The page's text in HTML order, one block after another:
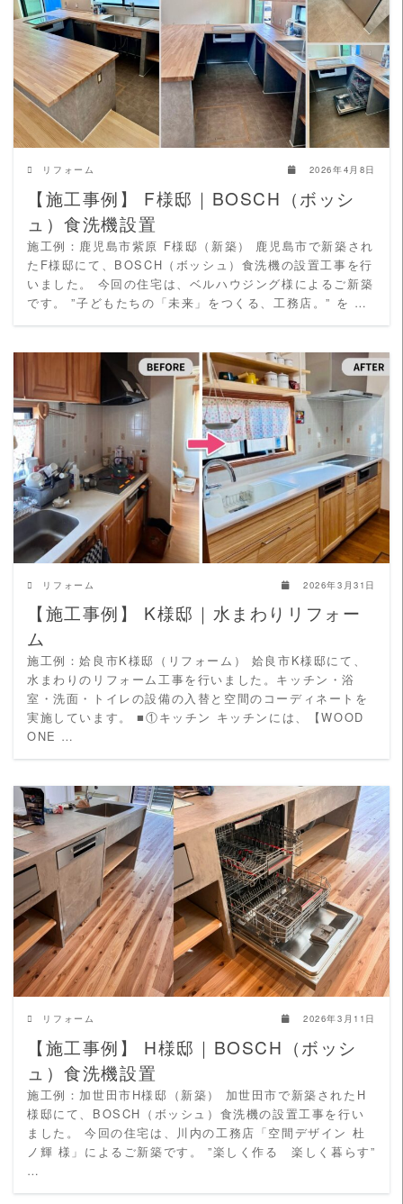
READ MORE
リフォーム 2026年4月8日
【施工事例】 F様邸｜BOSCH（ボッシ
ュ）食洗機設置
施工例：鹿児島市紫原 F様邸（新築） 鹿児島市で新築され
たF様邸にて、BOSCH（ボッシュ）食洗機の設置工事を行
いました。 今回の住宅は、ベルハウジング様によるご新築
です。 ”子どもたちの「未来」をつくる、工務店。” を …
READ MORE
リフォーム 2026年3月31日
【施工事例】 K様邸｜水まわりリフォー
ム
施工例：姶良市K様邸（リフォーム） 姶良市K様邸にて、
水まわりのリフォーム工事を行いました。キッチン・浴
室・洗面・トイレの設備の入替と空間のコーディネートを
実施しています。 ■①キッチン キッチンには、【WOOD
ONE …
READ MORE
リフォーム 2026年3月11日
【施工事例】 H様邸｜BOSCH（ボッシ
ュ）食洗機設置
施工例：加世田市H様邸（新築） 加世田市で新築されたH
様邸にて、BOSCH（ボッシュ）食洗機の設置工事を行い
ました。 今回の住宅は、川内の工務店「空間デザイン 杜
ノ輝 様」によるご新築です。 ”楽しく作る 楽しく暮らす”
…